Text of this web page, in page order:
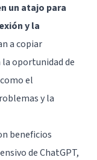
un atajo para
y la
a copiar
la oportunidad de
el
y la
beneficios
de ChatGPT,